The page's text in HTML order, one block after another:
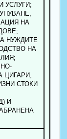
УСЛУГИ;
НА
НУЖДИТЕ
НА
ЦИГАРИ,
СТОКИ
И